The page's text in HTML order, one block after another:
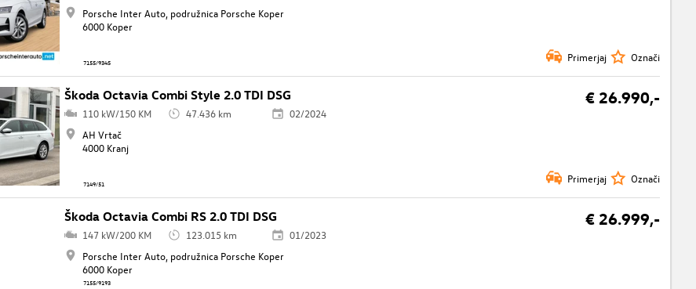
Porsche Inter Auto, podružnica Porsche Koper
6000 Koper
7155/9345 Primerjaj Označi
Škoda Octavia Combi Style 2.0 TDI DSG € 26.990,-
110 kW/150 KM 47.436 km
02/2024
AH Vrtač
4000 Kranj
7149/51 Primerjaj Označi
Škoda Octavia Combi RS 2.0 TDI DSG € 26.999,-
147 kW/200 KM 123.015 km
01/2023
Porsche Inter Auto, podružnica Porsche Koper
6000 Koper
7155/9193